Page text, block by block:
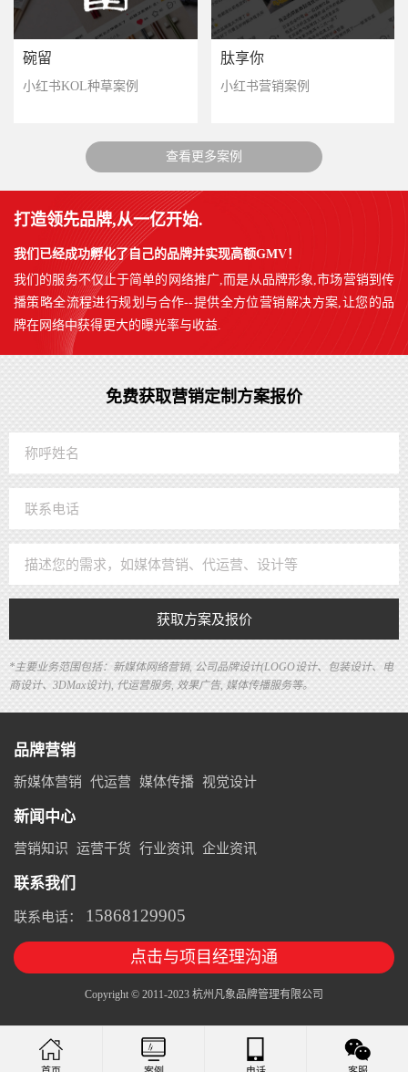
碗留
小红书KOL种草案例
肽享你
小红书营销案例
查看更多案例
打造领先品牌,从一亿开始.
我们已经成功孵化了自己的品牌并实现高额GMV！
我们的服务不仅止于简单的网络推广,而是从品牌形象,市场营销到传
播策略全流程进行规划与合作--提供全方位营销解决方案,让您的品
牌在网络中获得更大的曝光率与收益.
免费获取营销定制方案报价
获取方案及报价
*主要业务范围包括：新媒体网络营销, 公司品牌设计(LOGO设计、包装设计、电
商设计、3DMax设计), 代运营服务, 效果广告, 媒体传播服务等。
品牌营销
新媒体营销 代运营 媒体传播 视觉设计
新闻中心
营销知识 运营干货 行业资讯 企业资讯
联系我们
联系电话： 15868129905
点击与项目经理沟通
Copyright © 2011-2023 杭州凡象品牌管理有限公司